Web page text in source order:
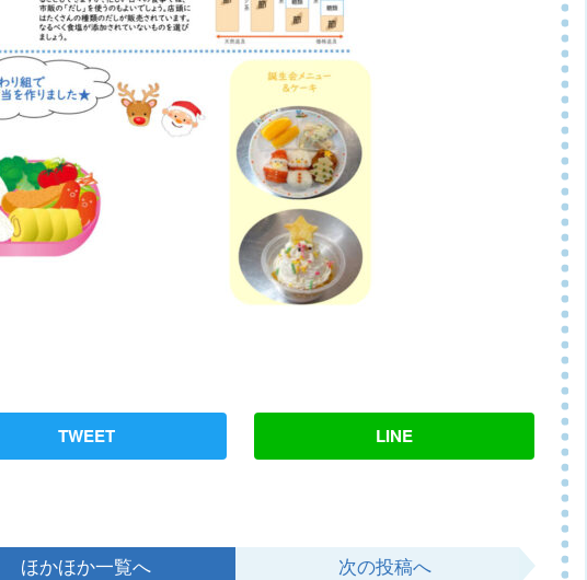
TWEET LINE
ほかほか一覧へ 次の投稿へ